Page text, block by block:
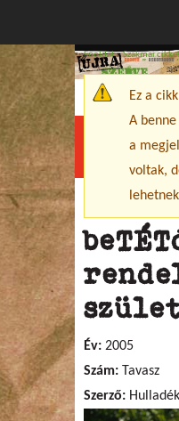
Menu
Jelenlegi hely
Főoldal»Szakmai
Ez a
A
a
voltak,
Év: 2005
Szám: Tavasz
Szerző: